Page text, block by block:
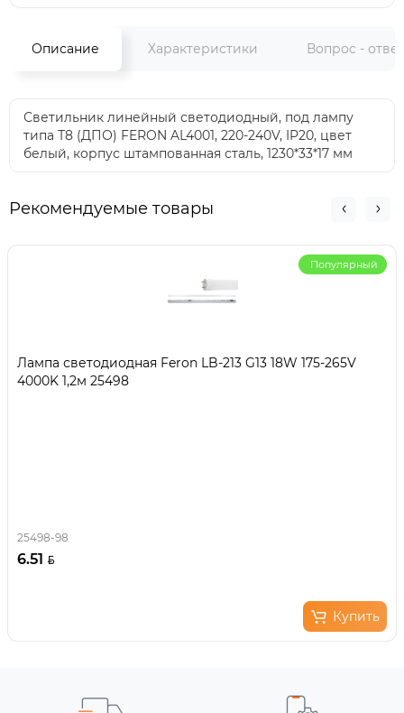
Описание Характеристики Вопрос -
Светильник линейный светодиодный, под лампу
типа Т8 (ДПО) FERON AL4001, 220-240V, IP20, цвет
белый, корпус штампованная сталь, 1230*33*17 мм
Рекомендуемые товары
Популярный
Лампа светодиодная Feron LB-213 G13 18W 175-265V
4000K 1,2м 25498
25498-98
6.51
Купить